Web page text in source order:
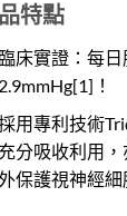
特點
床實證：每
[1] ！
用專利技術
分吸收利用
保護視神經細